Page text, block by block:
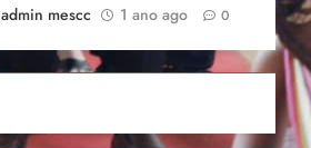
admin mescc
1 ano ago 0